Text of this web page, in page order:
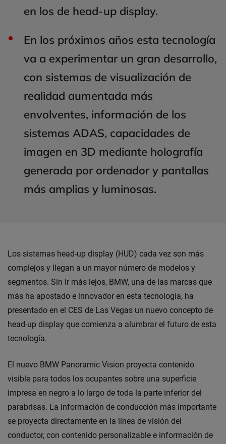
en los de head-up display.
En los próximos años esta tecnología
va a experimentar un gran desarrollo,
con sistemas de visualización de
realidad aumentada más
envolventes, información de los
sistemas ADAS, capacidades de
imagen en 3D mediante holografía
generada por ordenador y pantallas
más amplias y luminosas.
Los sistemas head-up display (HUD) cada vez son más
complejos y llegan a un mayor número de modelos y
segmentos. Sin ir más lejos, BMW, una de las marcas que
más ha apostado e innovador en esta tecnología, ha
presentado en el CES de Las Vegas un nuevo concepto de
head-up display que comienza a alumbrar el futuro de esta
tecnología.
El nuevo BMW Panoramic Vision proyecta contenido
visible para todos los ocupantes sobre una superficie
impresa en negro a lo largo de toda la parte inferior del
parabrisas. La información de conducción más importante
se proyecta directamente en la línea de visión del
conductor, con contenido personalizable e información de